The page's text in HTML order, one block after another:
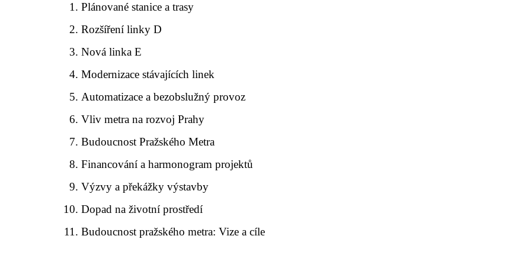
Plánované stanice a trasy
Rozšíření linky D
Nová linka E
Modernizace stávajících linek
Automatizace a bezobslužný provoz
Vliv metra na rozvoj Prahy
Budoucnost Pražského Metra
Financování a harmonogram projektů
Výzvy a překážky výstavby
Dopad na životní prostředí
Budoucnost pražského metra: Vize a cíle